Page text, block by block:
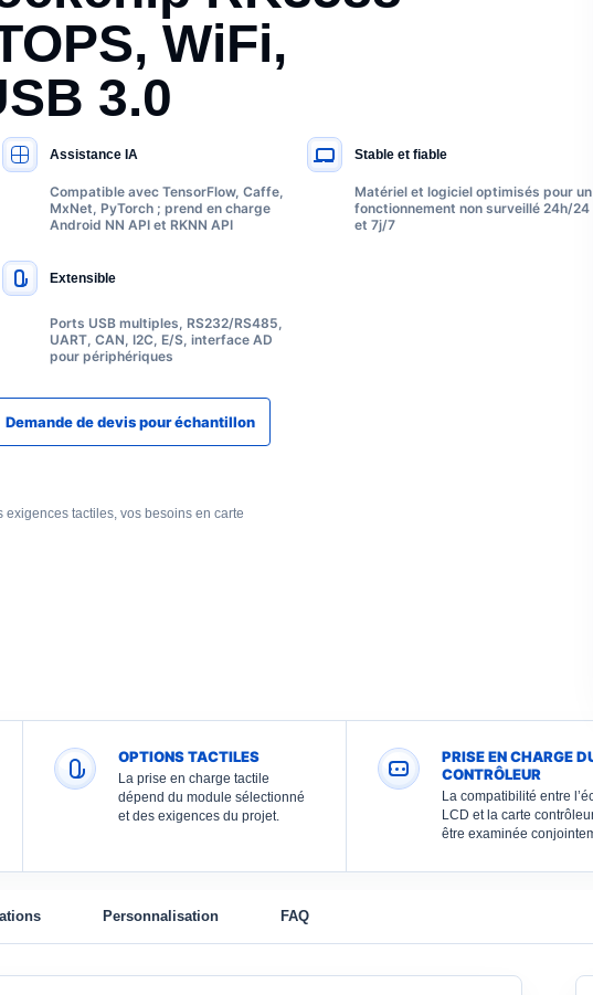
WiFi,
3.0
Assistance IA
Compatible avec TensorFlow, Caffe,
MxNet, PyTorch ; prend en charge
Android NN API et RKNN API
Stable et fiable
Matériel et logiciel optimisés pour un
fonctionnement non surveillé 24h/24
et 7j/7
Extensible
Ports USB multiples, RS232/RS485,
UART, CAN, I2C, E/S, interface AD
pour périphériques
Demande de devis pour échantillon
tactiles, vos besoins en carte
OPTIONS TACTILES
La prise en charge tactile
dépend du module sélectionné
et des exigences du projet.
PRISE EN CHARGE
CONTRÔLEUR
La compatibilité entre
LCD et la carte
être examinée
Personnalisation FAQ